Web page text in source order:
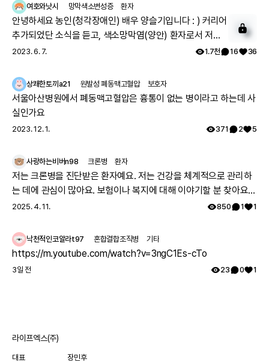
여호와낫시 망막색소변성증 환자
안녕하세요 농인(청각장애인) 배우 양슬기입니다 : ) 커리어
추가되었단 소식을 듣고, 색소망막염(양안) 환자로서 저의
근황을 말씀드리려고 합니다. 제 직업은 전도사며, 부업으로
모델협회 모델반을 수료했으며, 올해부터 본격적으로 모델
겸 영화배우 활동을 시작했습니다. 2023년 3월 ~ 5월 저의
활동을 말씀드리자면 삼성서비스센터 CF촬영과 은밀하게
습니다. 또한 곧 있을 범죄스릴러 납치 영화 촬영에 참여할
게 어렵지만 의미있는 일들을 하게 해주신 살아계신 하나님
께 감사드립니다. 그리고 레어메이트, 레어노트 여러분의 따
뜻한 응원 덕분에 저는 어려운 걸 지금껏 잘 해낼 수 있었답
니다 : ) 저의 한걸음 한걸음으로 전달하고자 하는 것은 병
의지대로 살아간다면 기회와 희망이 있다는 것을 알려드리
고 싶고 저를 통해 행복 바이러스를 전파하는 것입니다. 앞
으로도 승승장구하는 저의 소식을 전해드리면서 저로 인해
2
2023. 6. 7. 1.7천 16 36
상쾌한토끼a21 원발성 폐동맥고혈압 보호자
서울아산병원에서 폐동맥고혈압은 흉통이 없는 병이라고 하는데 사
실인가요
2023. 12. 1. 371 2 5
사랑하는비버n98 크론병 환자
저는 크론병을 진단받은 환자예요. 저는 건강을 체계적으로 관리하
는 데에 관심이 많아요. 보험이나 복지에 대해 이야기할 분 찾아요
👏🏻
2025. 4. 11. 850 1 1
낙천적인코알라t97 혼합결합조직병 기타
https://m.youtube.com/watch?v=3ngC1Es-cTo
3일 전 23 0 1
라이프엑스(주)
대표 장민후